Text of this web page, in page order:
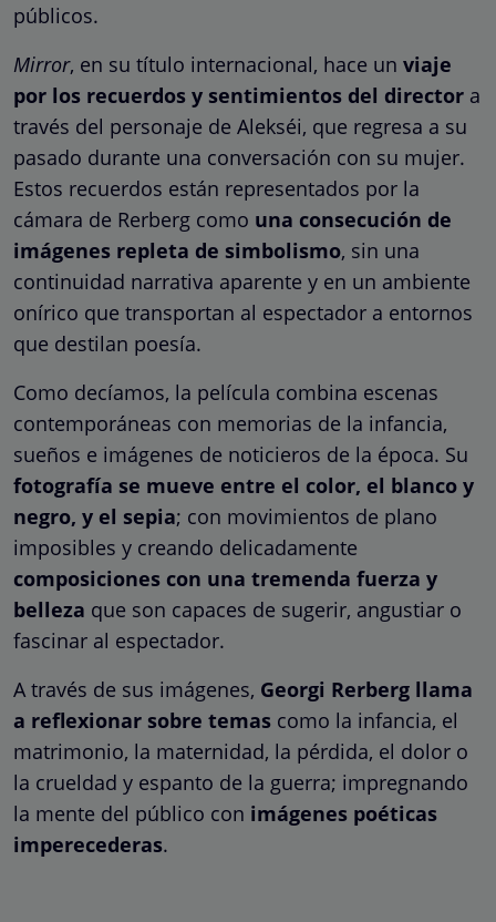
públicos.
Mirror, en su título internacional, hace un viaje
por los recuerdos y sentimientos del director a
través del personaje de Alekséi, que regresa a su
pasado durante una conversación con su mujer.
Estos recuerdos están representados por la
cámara de Rerberg como una consecución de
imágenes repleta de simbolismo, sin una
continuidad narrativa aparente y en un ambiente
onírico que transportan al espectador a entornos
que destilan poesía.
Como decíamos, la película combina escenas
contemporáneas con memorias de la infancia,
sueños e imágenes de noticieros de la época. Su
fotografía se mueve entre el color, el blanco y
negro, y el sepia; con movimientos de plano
imposibles y creando delicadamente
composiciones con una tremenda fuerza y
belleza que son capaces de sugerir, angustiar o
fascinar al espectador.
A través de sus imágenes, Georgi Rerberg llama
a reflexionar sobre temas como la infancia, el
matrimonio, la maternidad, la pérdida, el dolor o
la crueldad y espanto de la guerra; impregnando
la mente del público con imágenes poéticas
imperecederas.